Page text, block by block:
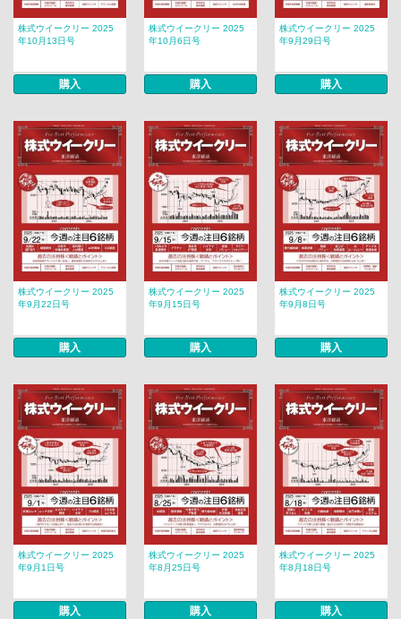
株式ウイークリー 2025
年10月13日号
購入
株式ウイークリー 2025
年10月6日号
購入
株式ウイークリー 2025
年9月29日号
購入
株式ウイークリー 2025
年9月22日号
購入
株式ウイークリー 2025
年9月15日号
購入
株式ウイークリー 2025
年9月8日号
購入
株式ウイークリー 2025
年9月1日号
購入
株式ウイークリー 2025
年8月25日号
購入
株式ウイークリー 2025
年8月18日号
購入